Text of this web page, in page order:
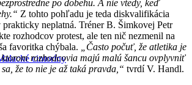
cintoríny
po dobehu. A nie vtedy, keď
Z tohto pohľadu je teda diskvalifikácia
prakticky neplatná. Tréner B. Šimkovej Petr
rozhodcov protest, ale ten nič nezmenil na
favoritka chýbala.
„Často počuť, že atletika je
rozhodcovia majú malú šancu ovplyvniť
že to nie je až taká pravda,“ tvrdí V. Handl.